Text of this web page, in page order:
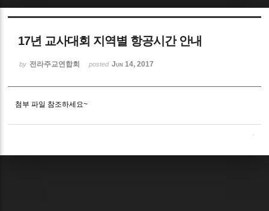
17년 교사대회 지역별 항공시간 안내
by 전라주교연합회 posted Jun 14, 2017
첨부 파일 참조하세요~
Sketchbook5, 스케치북5
Sketchbook5, 스케치북5